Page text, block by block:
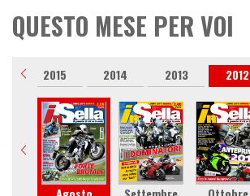
QUESTO MESE PER VOI
2015 2014 2013 2012